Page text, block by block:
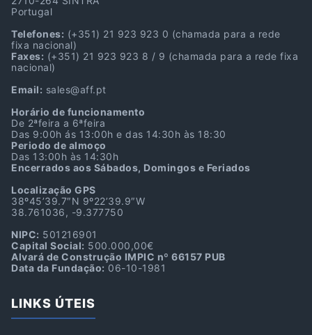
Portugal
Telefones: (+351) 21 923 923 0 (chamada para a rede
fixa nacional)
Faxes: (+351) 21 923 923 8 / 9 (chamada para a rede fixa
nacional)
Email: sales@aff.pt
Horário de funcionamento
De 2ªfeira a 6ªfeira
Das 9:00h ás 13:00h e das 14:30h às 18:30
Periodo de almoço
Das 13:00h às 14:30h
Encerrados aos Sábados, Domingos e Feriados
Localização GPS
38º45’39.7″N 9º22’39.9″W
38.761036, -9.377750
NIPC: 501216901
Capital Social: 500.000,00€
Alvará de Construção IMPIC nº 66157 PUB
Data da Fundação: 06-10-1981
LINKS ÚTEIS